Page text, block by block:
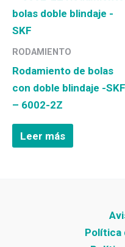
RODAMIENTO
Rodamiento de bolas
con doble blindaje -SKF
– 6002-2Z
Leer más
Política